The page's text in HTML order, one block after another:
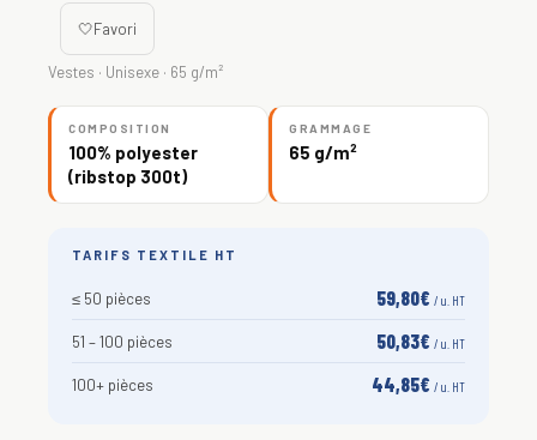
🤍Favori
Vestes · Unisexe · 65 g/m²
COMPOSITION
100% polyester
(ribstop 300t)
GRAMMAGE
65 g/m²
TARIFS TEXTILE HT
≤ 50 pièces 59,80€ / u. HT
51 – 100 pièces 50,83€ / u. HT
100+ pièces 44,85€ / u. HT